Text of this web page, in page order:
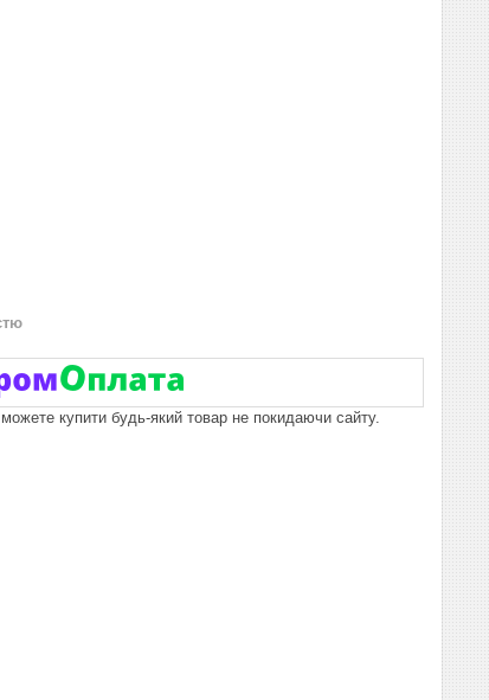
купити будь-який товар не покидаючи сайту.